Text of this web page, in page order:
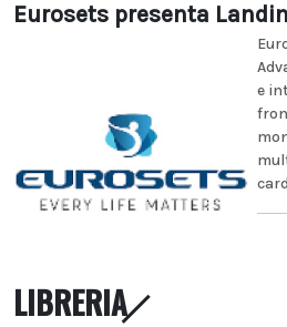
Eurosets presenta
e
LIBRERIA